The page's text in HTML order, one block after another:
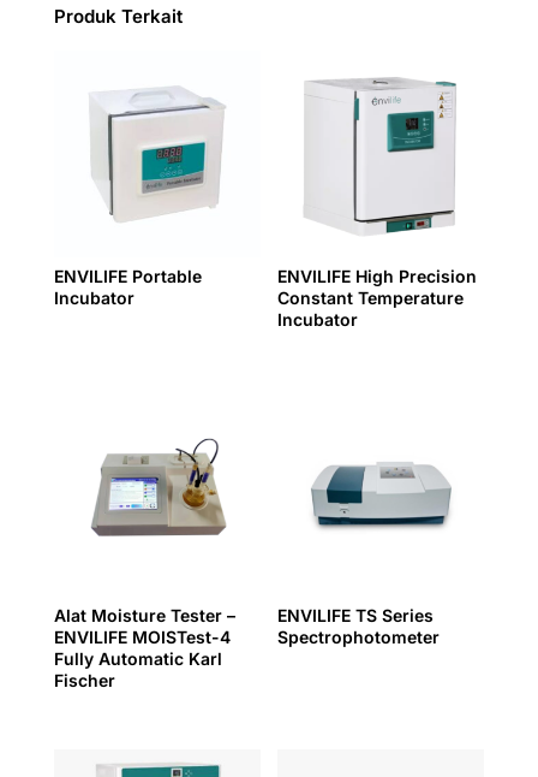
Produk Terkait
ENVILIFE Portable
Incubator
ENVILIFE High Precision
Constant Temperature
Incubator
Alat Moisture Tester –
ENVILIFE MOISTest-4
Fully Automatic Karl
Fischer
ENVILIFE TS Series
Spectrophotometer